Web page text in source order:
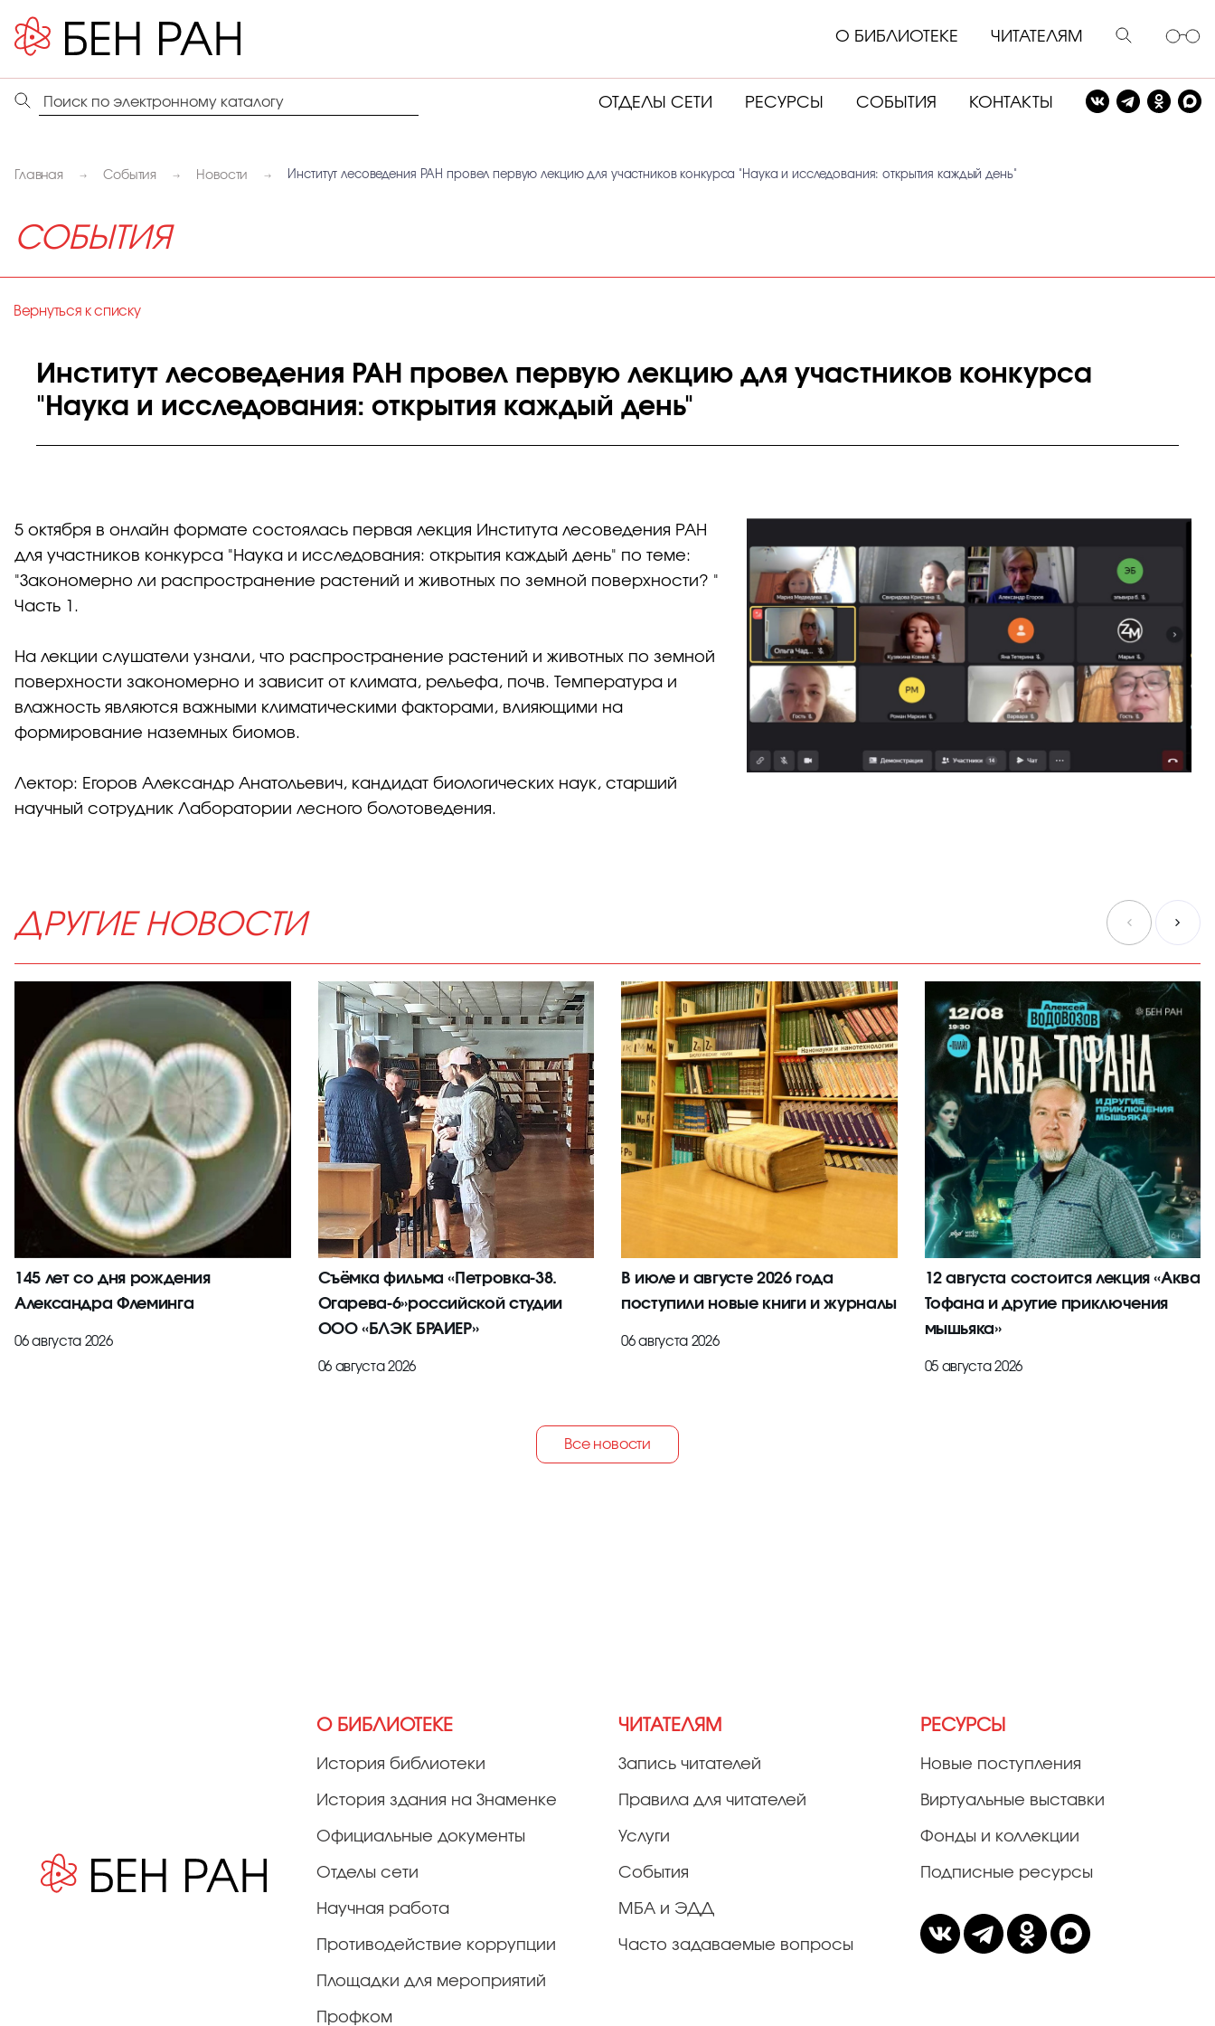
О БИБЛИОТЕКЕ ЧИТАТЕЛЯМ
ОТДЕЛЫ СЕТИ РЕСУРСЫ СОБЫТИЯ КОНТАКТЫ
Главная События Новости Институт лесоведения РАН провел первую лекцию для участников конкурса "Наука и исследования: открытия каждый день"
СОБЫТИЯ
Вернуться к списку
Институт лесоведения РАН провел первую лекцию для участников конкурса
"Наука и исследования: открытия каждый день"
5 октября в онлайн формате состоялась первая лекция Института лесоведения РАН
для участников конкурса "Наука и исследования: открытия каждый день" по теме:
"Закономерно ли распространение растений и животных по земной поверхности? "
Часть 1.
На лекции слушатели узнали, что распространение растений и животных по земной
поверхности закономерно и зависит от климата, рельефа, почв. Температура и
влажность являются важными климатическими факторами, влияющими на
формирование наземных биомов.
Лектор: Егоров Александр Анатольевич, кандидат биологических наук, старший
научный сотрудник Лаборатории лесного болотоведения.
ДРУГИЕ НОВОСТИ
145 лет со дня рождения
Александра Флеминга
06 августа 2026
Съёмка фильма «Петровка-38.
Огарева-6»российской студии
ООО «БЛЭК БРАИЕР»
06 августа 2026
В июле и августе 2026 года
поступили новые книги и журналы
06 августа 2026
12 августа состоится лекция «Аква
Тофана и другие приключения
мышьяка»
05 августа 2026
Все новости
О БИБЛИОТЕКЕ
История библиотеки
История здания на Знаменке
Официальные документы
Отделы сети
Научная работа
Противодействие коррупции
Площадки для мероприятий
Профком
ЧИТАТЕЛЯМ
Запись читателей
Правила для читателей
Услуги
События
МБА и ЭДД
Часто задаваемые вопросы
РЕСУРСЫ
Новые поступления
Виртуальные выставки
Фонды и коллекции
Подписные ресурсы